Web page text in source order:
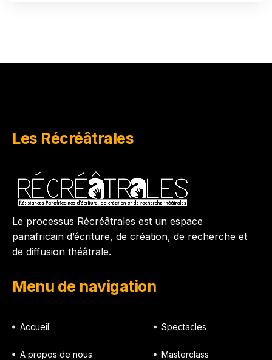
Les Récréâtrales
Le processus Récréâtrales est un espace
panafricain d’écriture, de création, de recherche et
de diffusion théâtrale.
Menu de navigation
Accueil
A propos de nous
Spectacles
Masterclass